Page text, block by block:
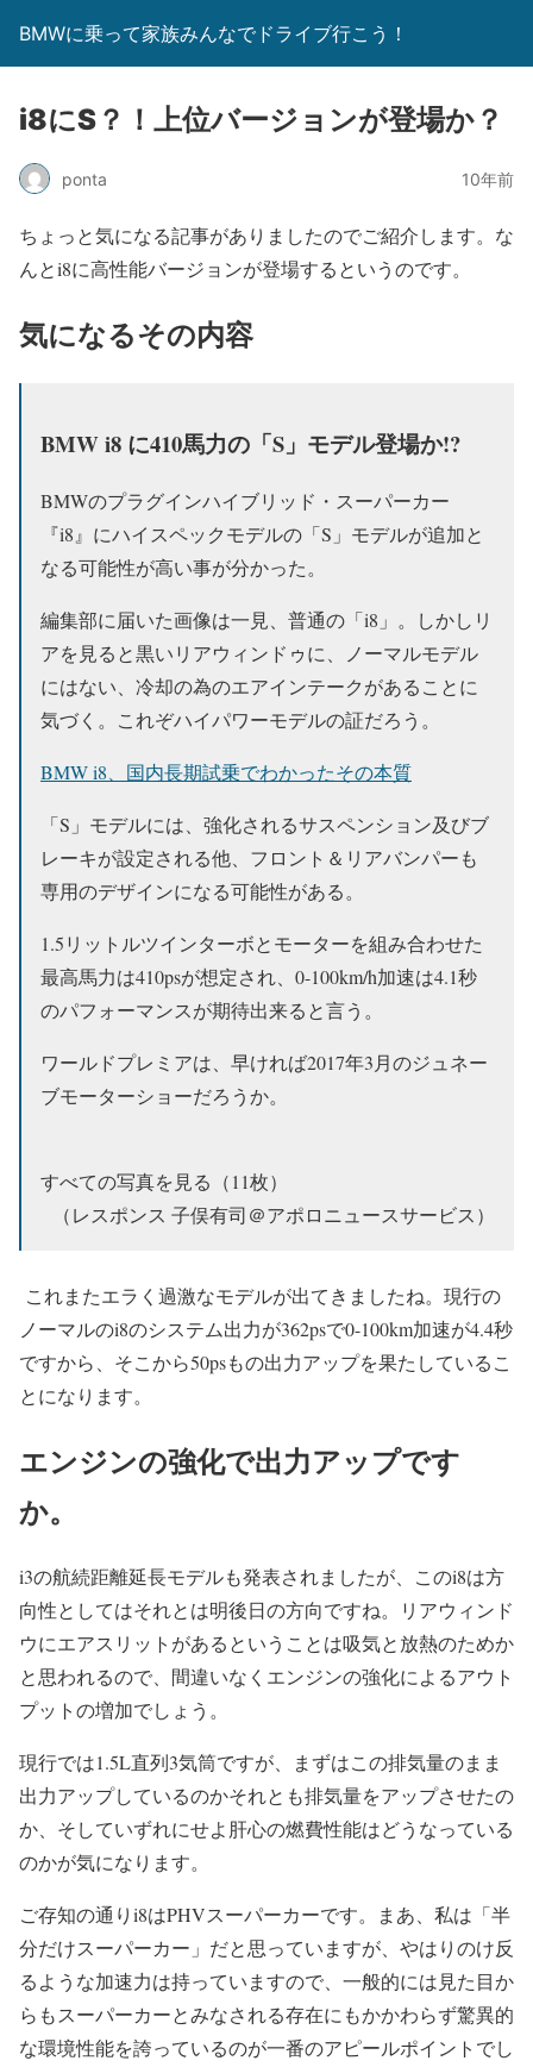
BMWに乗って家族みんなでドライブ行こう！
i8にS？！上位バージョンが登場か？
ponta 10年前
ちょっと気になる記事がありましたのでご紹介します。な
んとi8に高性能バージョンが登場するというのです。
気になるその内容
BMW i8 に410馬力の「S」モデル登場か!?
BMWのプラグインハイブリッド・スーパーカー
『i8』にハイスペックモデルの「S」モデルが追加と
なる可能性が高い事が分かった。
編集部に届いた画像は一見、普通の「i8」。しかしリ
アを見ると黒いリアウィンドゥに、ノーマルモデル
にはない、冷却の為のエアインテークがあることに
気づく。これぞハイパワーモデルの証だろう。
BMW i8、国内長期試乗でわかったその本質
「S」モデルには、強化されるサスペンション及びブ
レーキが設定される他、フロント＆リアバンパーも
専用のデザインになる可能性がある。
1.5リットルツインターボとモーターを組み合わせた
最高馬力は410psが想定され、0-100km/h加速は4.1秒
のパフォーマンスが期待出来ると言う。
ワールドプレミアは、早ければ2017年3月のジュネー
ブモーターショーだろうか。
すべての写真を見る（11枚）
（レスポンス 子俣有司＠アポロニュースサービス）
これまたエラく過激なモデルが出てきましたね。現行の
ノーマルのi8のシステム出力が362psで0-100km加速が4.4秒
ですから、そこから50psもの出力アップを果たしているこ
とになります。
エンジンの強化で出力アップです
か。
i3の航続距離延長モデルも発表されましたが、このi8は方
向性としてはそれとは明後日の方向ですね。リアウィンド
ウにエアスリットがあるということは吸気と放熱のためか
と思われるので、間違いなくエンジンの強化によるアウト
プットの増加でしょう。
現行では1.5L直列3気筒ですが、まずはこの排気量のまま
出力アップしているのかそれとも排気量をアップさせたの
か、そしていずれにせよ肝心の燃費性能はどうなっている
のかが気になります。
ご存知の通りi8はPHVスーパーカーです。まあ、私は「半
分だけスーパーカー」だと思っていますが、やはりのけ反
るような加速力は持っていますので、一般的には見た目か
らもスーパーカーとみなされる存在にもかかわらず驚異的
な環境性能を誇っているのが一番のアピールポイントでし